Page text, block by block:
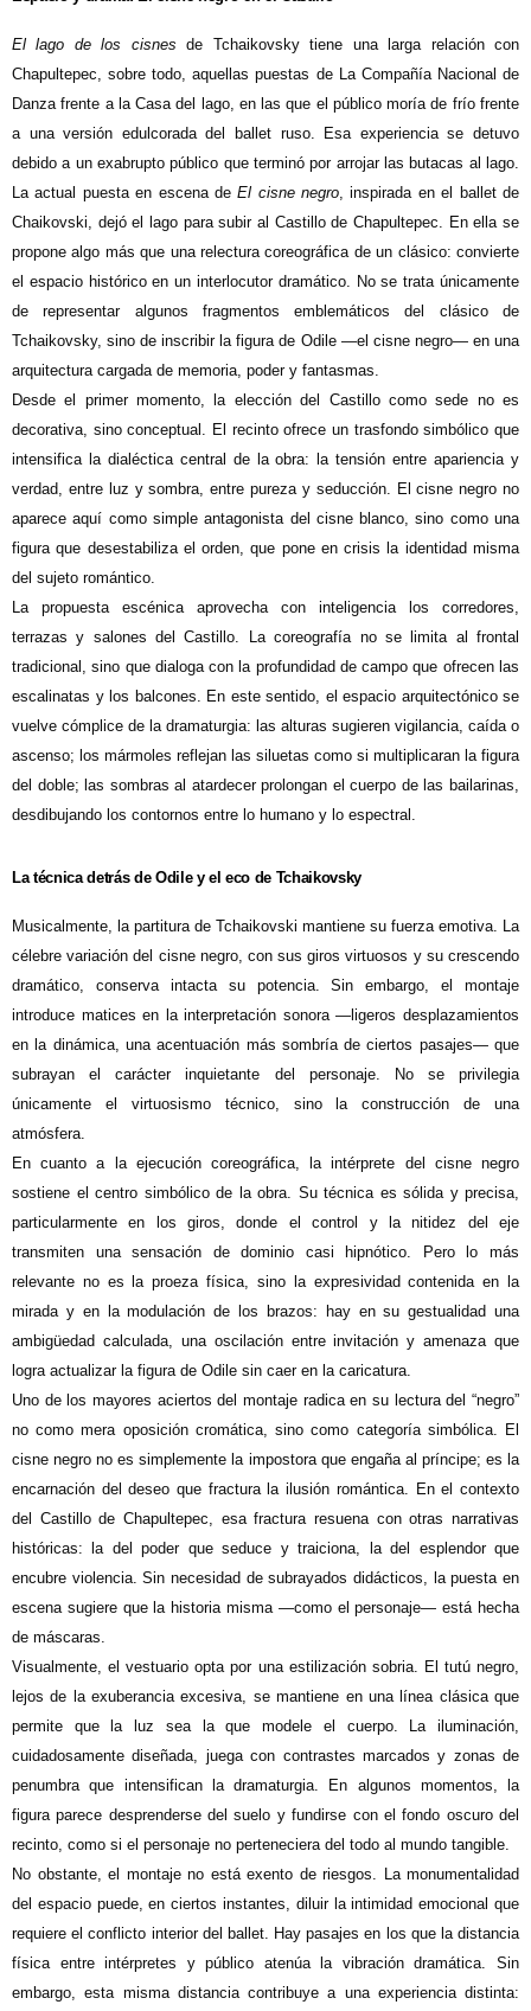
El lago de los cisnesde Tchaikovsky tiene una larga relación con
Chapultepec, sobre todo, aquellas puestas de La Compañía Nacional de
Danza frente a la Casa del lago, en las que el público moría de frío frente
a una versión edulcorada del ballet ruso. Esa experiencia se detuvo
debido a un exabrupto público que terminó por arrojar las butacas al lago.
La actual puesta en escena deEl cisne negro , inspirada en el ballet de
Chaikovski, dejó el lago para subir al Castillo de Chapultepec. En ella se
propone algo más que una relectura coreográfica de un clásico: convierte
el espacio histórico en un interlocutor dramático. No se trata únicamente
de representar algunos fragmentos emblemáticos del clásico de
Tchaikovsky, sino de inscribir la figura de Odile —el cisne negro— en una
arquitectura cargada de memoria, poder y fantasmas.
Desde el primer momento, la elección del Castillo como sede no es
decorativa, sino conceptual. El recinto ofrece un trasfondo simbólico que
intensifica la dialéctica central de la obra: la tensión entre apariencia y
verdad, entre luz y sombra, entre pureza y seducción. El cisne negro no
aparece aquí como simple antagonista del cisne blanco, sino como una
figura que desestabiliza el orden, que pone en crisis la identidad misma
del sujeto romántico.
La propuesta escénica aprovecha con inteligencia los corredores,
terrazas y salones del Castillo. La coreografía no se limita al frontal
tradicional, sino que dialoga con la profundidad de campo que ofrecen las
escalinatas y los balcones. En este sentido, el espacio arquitectónico se
vuelve cómplice de la dramaturgia: las alturas sugieren vigilancia, caída o
ascenso; los mármoles reflejan las siluetas como si multiplicaran la figura
del doble; las sombras al atardecer prolongan el cuerpo de las bailarinas,
desdibujando los contornos entre lo humano y lo espectral.
La técnica detrás de Odile y el eco de Tchaikovsky
Musicalmente, la partitura de Tchaikovski mantiene su fuerza emotiva. La
célebre variación del cisne negro, con sus giros virtuosos y su crescendo
dramático, conserva intacta su potencia. Sin embargo, el montaje
introduce matices en la interpretación sonora —ligeros desplazamientos
en la dinámica, una acentuación más sombría de ciertos pasajes— que
subrayan el carácter inquietante del personaje. No se privilegia
únicamente el virtuosismo técnico, sino la construcción de una
atmósfera.
En cuanto a la ejecución coreográfica, la intérprete del cisne negro
sostiene el centro simbólico de la obra. Su técnica es sólida y precisa,
particularmente en los giros, donde el control y la nitidez del eje
transmiten una sensación de dominio casi hipnótico. Pero lo más
relevante no es la proeza física, sino la expresividad contenida en la
mirada y en la modulación de los brazos: hay en su gestualidad una
ambigüedad calculada, una oscilación entre invitación y amenaza que
logra actualizar la figura de Odile sin caer en la caricatura.
Uno de los mayores aciertos del montaje radica en su lectura del “negro”
no como mera oposición cromática, sino como categoría simbólica. El
cisne negro no es simplemente la impostora que engaña al príncipe; es la
encarnación del deseo que fractura la ilusión romántica. En el contexto
del Castillo de Chapultepec, esa fractura resuena con otras narrativas
históricas: la del poder que seduce y traiciona, la del esplendor que
encubre violencia. Sin necesidad de subrayados didácticos, la puesta en
escena sugiere que la historia misma —como el personaje— está hecha
de máscaras.
Visualmente, el vestuario opta por una estilización sobria. El tutú negro,
lejos de la exuberancia excesiva, se mantiene en una línea clásica que
permite que la luz sea la que modele el cuerpo. La iluminación,
cuidadosamente diseñada, juega con contrastes marcados y zonas de
penumbra que intensifican la dramaturgia. En algunos momentos, la
figura parece desprenderse del suelo y fundirse con el fondo oscuro del
recinto, como si el personaje no perteneciera del todo al mundo tangible.
No obstante, el montaje no está exento de riesgos. La monumentalidad
del espacio puede, en ciertos instantes, diluir la intimidad emocional que
requiere el conflicto interior del ballet. Hay pasajes en los que la distancia
física entre intérpretes y público atenúa la vibración dramática. Sin
embargo, esta misma distancia contribuye a una experiencia distinta: